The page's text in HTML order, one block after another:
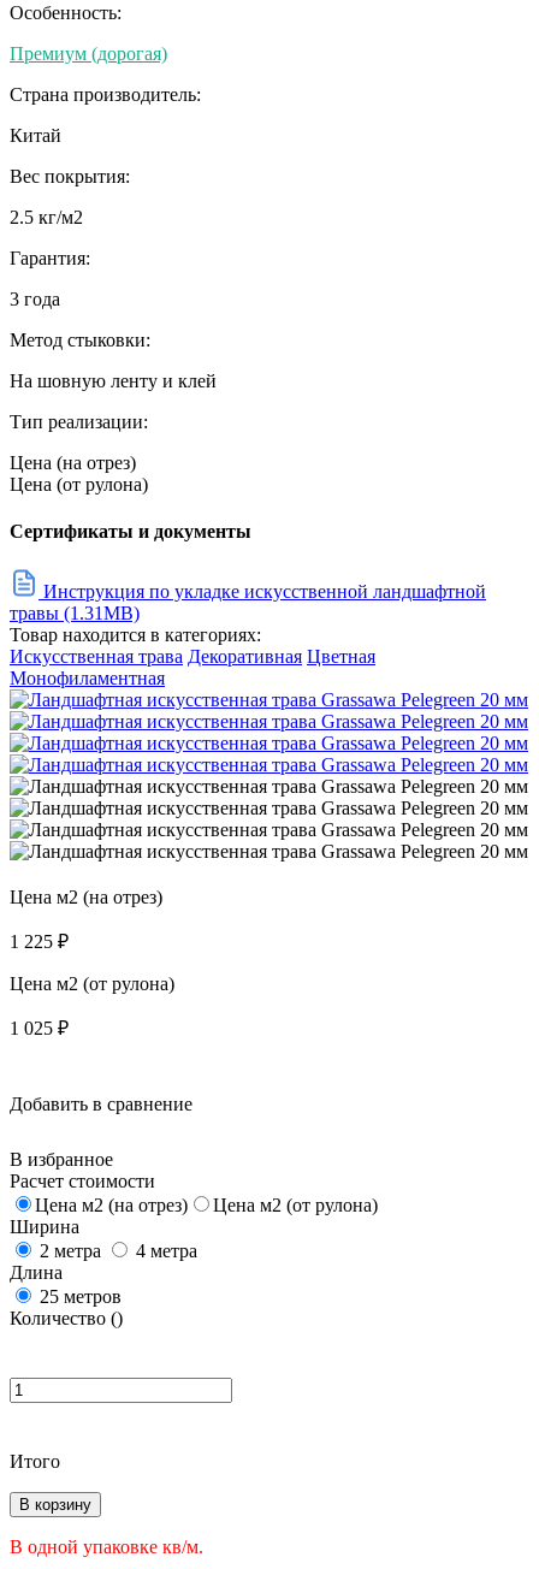
Особенность:
Премиум (дорогая)
Страна производитель:
Китай
Вес покрытия:
2.5 кг/м2
Гарантия:
3 года
Метод стыковки:
На шовную ленту и клей
Тип реализации:
Цена (на отрез)
Цена (от рулона)
Сертификаты и документы
Инструкция по укладке искусственной ландшафтной
травы (1.31MB)
Товар находится в категориях:
Искусственная трава Декоративная Цветная
Монофиламентная
Цена м2 (на отрез)
1 225 ₽
Цена м2 (от рулона)
1 025 ₽
Добавить в сравнение
В избранное
Расчет стоимости
Цена м2 (на отрез)
Цена м2 (от рулона)
Ширина
2 метра
4 метра
Длина
25 метров
Количество ()
Итого
В корзину
В одной упаковке кв/м.